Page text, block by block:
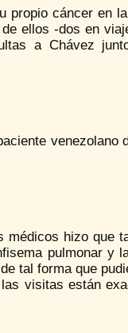
propio cáncer en
ellos -dos en
a Chávez
venezolano
hizo que
pulmonar y
tal forma que
visitas están